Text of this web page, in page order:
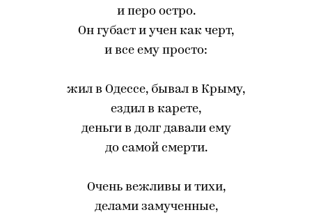
и перо остро.
Он губаст и учен как черт,
и все ему просто:
жил в Одессе, бывал в Крыму,
ездил в карете,
деньги в долг давали ему
до самой смерти.
Очень вежливы и тихи,
делами замученные,